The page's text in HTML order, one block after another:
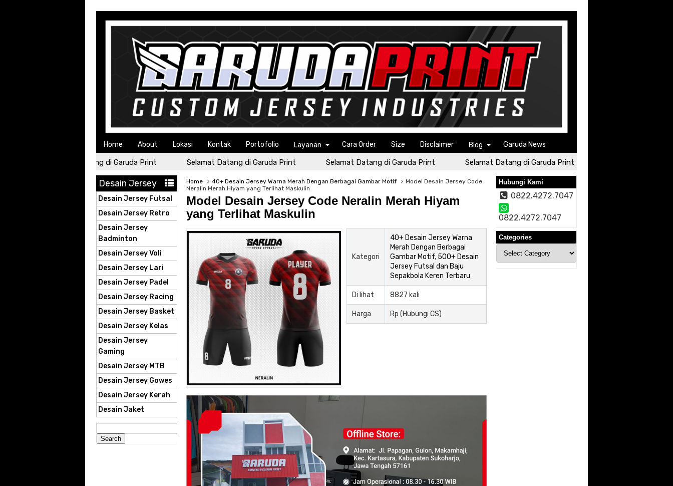
Home About Lokasi Kontak Portofolio Layanan Cara Order Size Disclaimer Blog Garuda News
Selamat Datang di Garuda Print Selamat Datang di Garuda Print Selamat Datang di Garuda Print Selamat Datang di Garuda Print
Home 40+ Desain Jersey Warna Merah Dengan Berbagai Gambar Motif
Model Desain Jersey Code
Neralin Merah Hiyam yang Terlihat Maskulin
Model Desain Jersey Code Neralin Merah Hiyam
yang Terlihat Maskulin
Kategori
40+ Desain Jersey Warna
Merah Dengan Berbagai
Gambar Motif, 500+ Desain
Jersey Futsal dan Baju
Sepakbola Keren Terbaru
Di lihat 8827 kali
Harga Rp (Hubungi CS)
Desain Jersey
Desain Jersey Futsal
Desain Jersey Retro
Desain Jersey
Badminton
Desain Jersey Voli
Desain Jersey Lari
Desain Jersey Padel
Desain Jersey Racing
Desain Jersey Basket
Desain Jersey Kelas
Desain Jersey
Gaming
Desain Jersey MTB
Desain Jersey Gowes
Desain Jersey Kerah
Desain Jaket
for:
Hubungi Kami
0822.4272.7047
0822.4272.7047
Categories
Categories